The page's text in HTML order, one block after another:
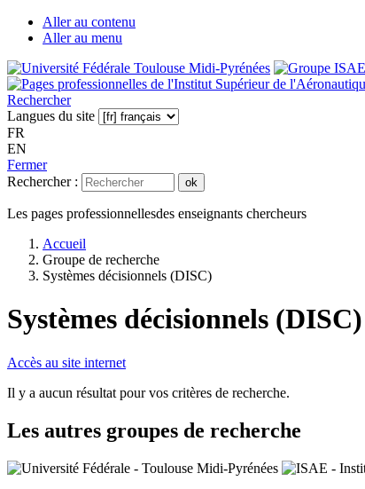
Aller au contenu
Aller au menu
Rechercher
Langues du site
FR
EN
Fermer
Rechercher :
ok
Les pages professionnellesdes enseignants chercheurs
Accueil
Groupe de recherche
Systèmes décisionnels (DISC)
Systèmes décisionnels (DISC)
Accès au site internet
Il y a aucun résultat pour vos critères de recherche.
Les autres groupes de recherche